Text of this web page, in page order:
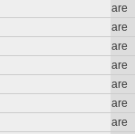
are
are
are
are
are
are
are